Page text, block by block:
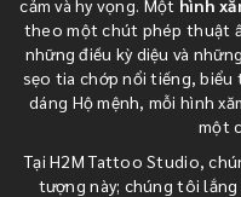
cảm và hy vọng. Một hình
theo một chút phép thuật
những điều kỳ diệu và
sẹo tia chớp nổi tiếng, biểu
dáng Hộ mệnh, mỗi hình
một
Tại H2M Tattoo Studio,
tượng này; chúng tôi lắng